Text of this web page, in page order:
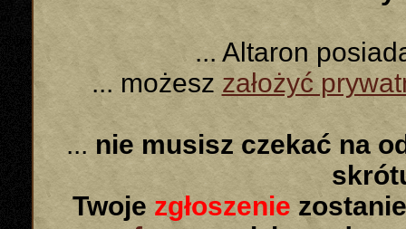
... Altaron
... możeszzałożyć
... nie musisz czekać na
Twoje zgłoszenie